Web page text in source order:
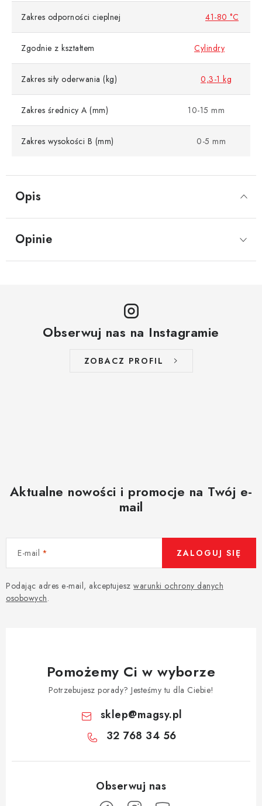
Opis
Zakres odporności cieplnej 41-80 °C
Zgodnie z kształtem Cylindry
Zakres siły oderwania (kg) 0,3-1 kg
Zakres średnicy A (mm) 10-15 mm
Zakres wysokości B (mm) 0-5 mm
Opinie
Obserwuj nas na Instagramie
ZOBACZ PROFIL
Aktualne nowości i promocje na Twój e-
mail
E-mail
Podając adres e-mail, akceptujesz warunki ochrony danych
osobowych.
ZALOGUJ SIĘ
Pomożemy Ci w wyborze
Potrzebujesz porady? Jesteśmy tu dla Ciebie!
sklep@magsy.pl
32 768 34 56